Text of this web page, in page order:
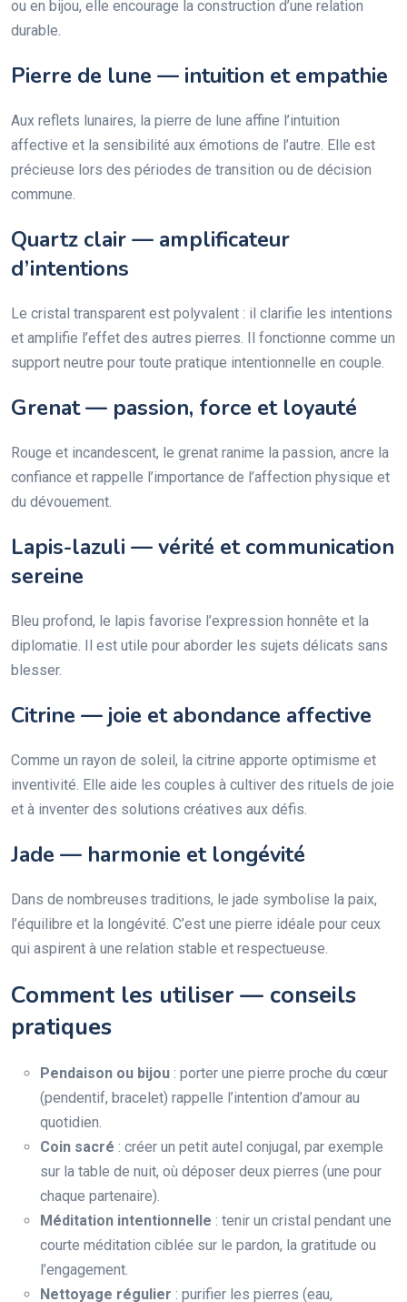
ou en bijou, elle encourage la construction d’une relation
durable.
Pierre de lune — intuition et empathie
Aux reflets lunaires, la pierre de lune affine l’intuition
affective et la sensibilité aux émotions de l’autre. Elle est
précieuse lors des périodes de transition ou de décision
commune.
Quartz clair — amplificateur
d’intentions
Le cristal transparent est polyvalent : il clarifie les intentions
et amplifie l’effet des autres pierres. Il fonctionne comme un
support neutre pour toute pratique intentionnelle en couple.
Grenat — passion, force et loyauté
Rouge et incandescent, le grenat ranime la passion, ancre la
confiance et rappelle l’importance de l’affection physique et
du dévouement.
Lapis-lazuli — vérité et communication
sereine
Bleu profond, le lapis favorise l’expression honnête et la
diplomatie. Il est utile pour aborder les sujets délicats sans
blesser.
Citrine — joie et abondance affective
Comme un rayon de soleil, la citrine apporte optimisme et
inventivité. Elle aide les couples à cultiver des rituels de joie
et à inventer des solutions créatives aux défis.
Jade — harmonie et longévité
Dans de nombreuses traditions, le jade symbolise la paix,
l’équilibre et la longévité. C’est une pierre idéale pour ceux
qui aspirent à une relation stable et respectueuse.
Comment les utiliser — conseils
pratiques
Pendaison ou bijou : porter une pierre proche du cœur
(pendentif, bracelet) rappelle l’intention d’amour au
quotidien.
Coin sacré : créer un petit autel conjugal, par exemple
sur la table de nuit, où déposer deux pierres (une pour
chaque partenaire).
Méditation intentionnelle : tenir un cristal pendant une
courte méditation ciblée sur le pardon, la gratitude ou
l’engagement.
Nettoyage régulier : purifier les pierres (eau,